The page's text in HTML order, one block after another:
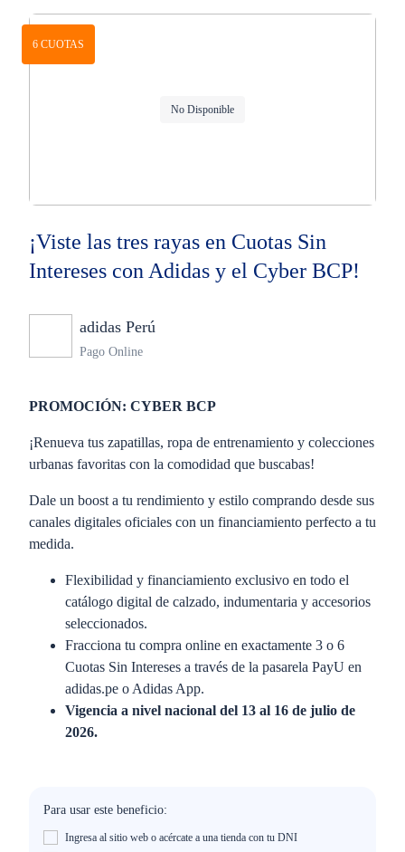
6 CUOTAS
No Disponible
¡Viste las tres rayas en Cuotas Sin
Intereses con Adidas y el Cyber BCP!
adidas Perú
Pago Online
PROMOCIÓN: CYBER BCP
¡Renueva tus zapatillas, ropa de entrenamiento y colecciones
urbanas favoritas con la comodidad que buscabas!
Dale un boost a tu rendimiento y estilo comprando desde sus
canales digitales oficiales con un financiamiento perfecto a tu
medida.
Flexibilidad y financiamiento exclusivo en todo el
catálogo digital de calzado, indumentaria y accesorios
seleccionados.
Fracciona tu compra online en exactamente 3 o 6
Cuotas Sin Intereses a través de la pasarela PayU en
adidas.pe o Adidas App.
Vigencia a nivel nacional del 13 al 16 de julio de
2026.
Para usar este beneficio:
Ingresa al sitio web o acércate a una tienda con tu DNI